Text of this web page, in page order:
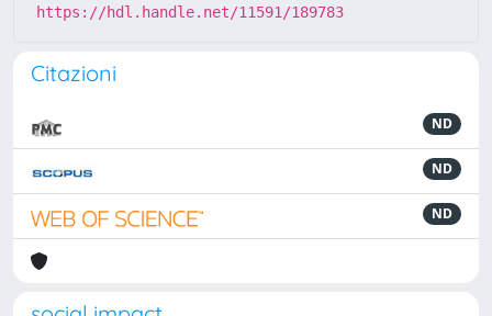
https://hdl.handle.net/11591/189783
Citazioni
ND
ND
ND